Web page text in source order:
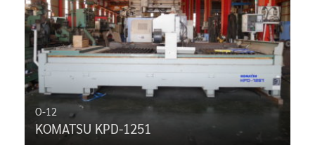
O-12
KOMATSU KPD-1251